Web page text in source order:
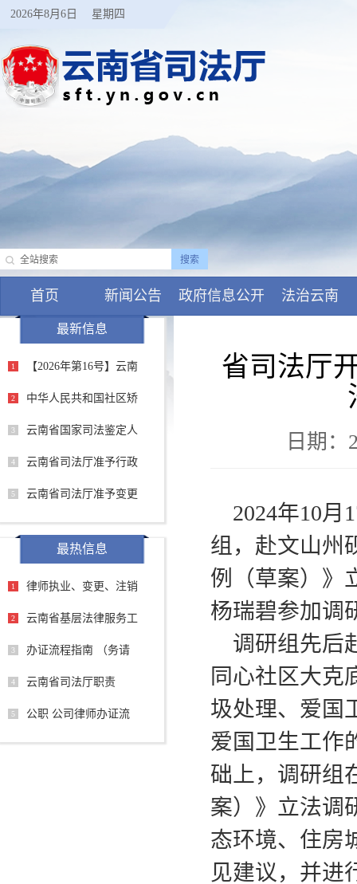
2026年8月6日 星期四
首页 新闻公告 政府信息公开 法治云南
最新信息
1 【2026年第16号】云南
2 中华人民共和国社区矫
3 云南省国家司法鉴定人
4 云南省司法厅准予行政
5 云南省司法厅准予变更
最热信息
1 律师执业、变更、注销
2 云南省基层法律服务工
3 办证流程指南 （务请
4 云南省司法厅职责
5 公职 公司律师办证流
省司法厅
日期：
2024年10月
组，赴文山州
例（草案）》
杨瑞碧参加调
调研组先后
同心社区大克
圾处理、爱国
爱国卫生工作
础上，调研组
案）》立法调
态环境、住房
见建议，并进